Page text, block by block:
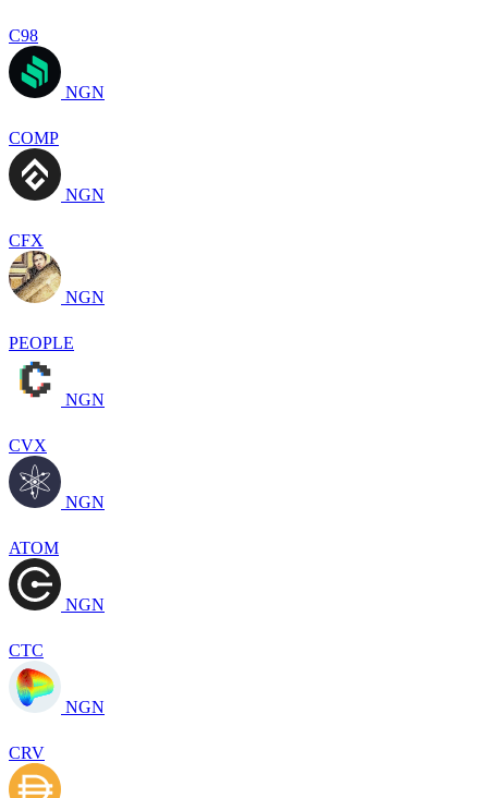
C98
NGN
COMP
NGN
CFX
NGN
PEOPLE
NGN
CVX
NGN
ATOM
NGN
CTC
NGN
CRV